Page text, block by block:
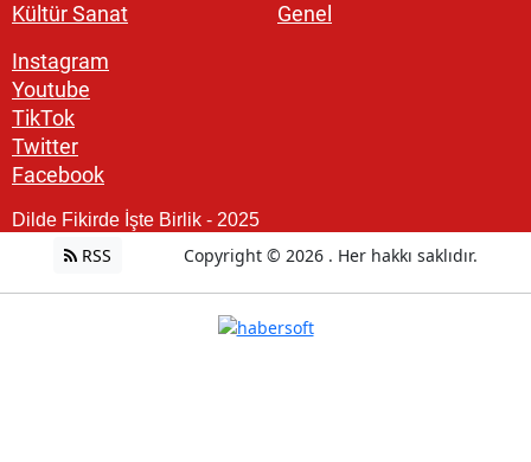
Kültür Sanat
Genel
Instagram
Youtube
TikTok
Twitter
Facebook
Dilde Fikirde İşte Birlik - 2025
RSS Copyright © 2026 . Her hakkı saklıdır.